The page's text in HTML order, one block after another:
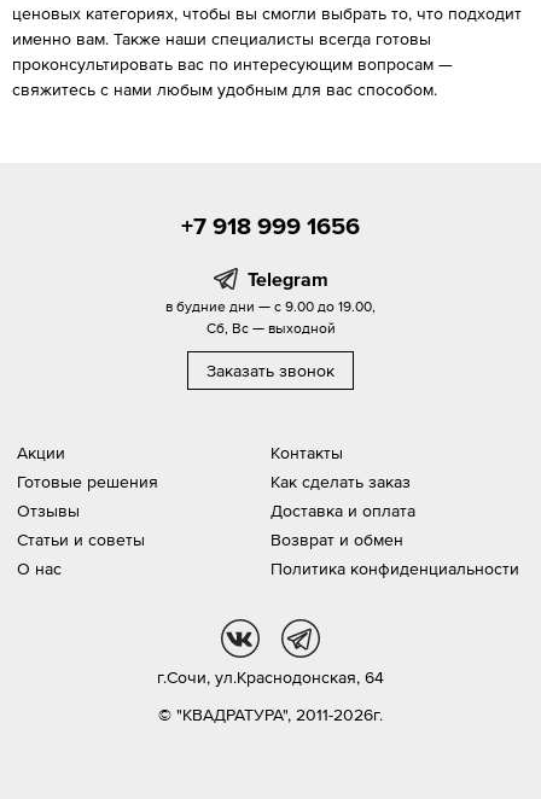
ценовых категориях, чтобы вы смогли выбрать то, что подходит
именно вам. Также наши специалисты всегда готовы
проконсультировать вас по интересующим вопросам —
свяжитесь с нами любым удобным для вас способом.
Акции
Готовые решения
Отзывы
Статьи и советы
О нас
Контакты
Как сделать заказ
Доставка и оплата
Возврат и обмен
Политика конфиденциальности
+7 918 999 1656
Telegram
в будние дни — с 9.00 до 19.00,
Сб, Вс — выходной
Заказать звонок
© "КВАДРАТУРА", 2011-2026г.
г.Сочи, ул.Краснодонская, 64
vk